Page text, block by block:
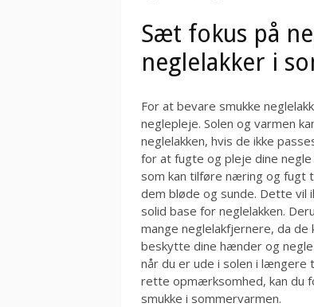
Sæt fokus på
neglelakker i
For at bevare smukke
neglepleje. Solen og varmen
neglelakken, hvis de ikke
for at fugte og pleje dine
som kan tilføre næring og fugt
dem bløde og sunde. Dette vil
solid base for neglelakken.
mange neglelakfjernere, da
beskytte dine hænder og
når du er ude i solen i længere
rette opmærksomhed, kan du
smukke i sommervarmen.